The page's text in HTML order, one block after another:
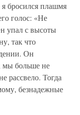
бросился плашмя
голос: «Не
упал с высоты
так что
Он
мы больше не
рассвело. Тогда
безнадежные